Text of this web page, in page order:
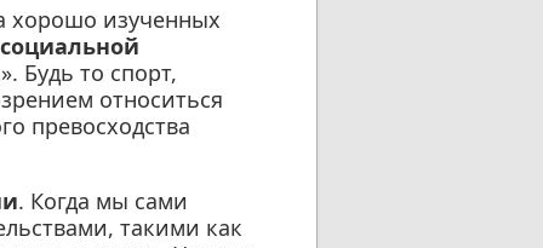
хорошо изученных
Будь то спорт,
относиться
превосходства
. Когда мы сами
такими как